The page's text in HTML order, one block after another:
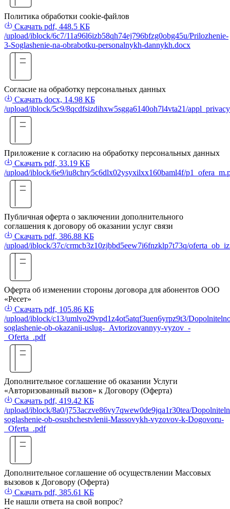
Политика обработки cookie-файлов
Скачать pdf, 448.5 КБ
/upload/iblock/6c7/11a96l6izb58qh74ej796bfzg0obg45u/Prilozhenie-
3-Soglashenie-na-obrabotku-personalnykh-dannykh.docx
Согласие на обработку персональных данных
Скачать docx, 14.98 КБ
/upload/iblock/5c9/8qcdfsizdihxw5sgga6140oh7l4vta21/
Приложение к согласию на обработку персональных данных
Скачать pdf, 33.19 КБ
/upload/iblock/6e9/iu8chry5c6dlx02ysyxilxx160baml4f/
Публичная оферта о заключении дополнительного
соглашения к договору об оказании услуг связи
Скачать pdf, 386.88 КБ
/upload/iblock/37c/crmcb3z10zjbbd5eew7i6fnzklp7t73q/
Оферта об изменении стороны договора для абонентов ООО
«Ресет»
Скачать pdf, 105.86 КБ
/upload/iblock/c13/umlvo29vpd1z4ot5atqf3uen6yrpz9t3/
soglashenie-ob-okazanii-uslug-_Avtorizovannyy-vyzov_-
_Oferta_.pdf
Дополнительное соглашение об оказании Услуги
«Авторизованный вызов» к Договору (Оферта)
Скачать pdf, 419.42 КБ
/upload/iblock/8a0/j753aczve86vy7qwew0de9jqa1r30tea/
soglashenie-ob-osushchestvlenii-Massovykh-vyzovov-k-Dogovoru-
_Oferta_.pdf
Дополнительное соглашение об осуществлении Массовых
вызовов к Договору (Оферта)
Скачать pdf, 385.61 КБ
Не нашли ответа на свой вопрос?